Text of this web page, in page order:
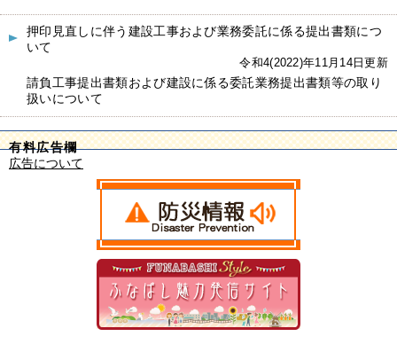
押印見直しに伴う建設工事および業務委託に係る提出書類につ
いて
令和4(2022)年11月14日更新
請負工事提出書類および建設に係る委託業務提出書類等の取り
扱いについて
有料広告欄
広告について